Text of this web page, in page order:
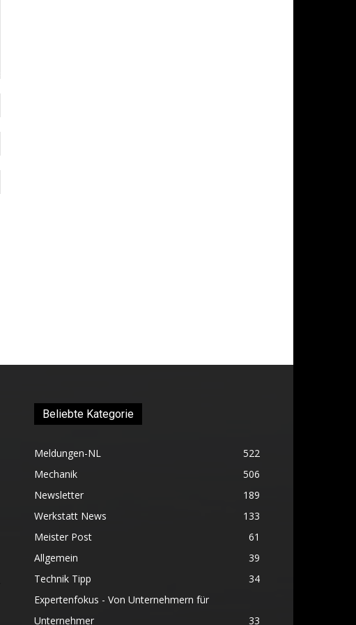
Beliebte Kategorie
Meldungen-NL
522
Mechanik
506
Newsletter
189
Werkstatt News
133
Meister Post
61
Allgemein
39
Technik Tipp
34
Expertenfokus - Von Unternehmern für
Unternehmer
33